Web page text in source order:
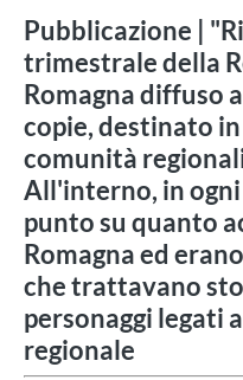
Pubblicazione |
trimestrale della
Romagna diffuso
copie, destinato
comunità
All'interno, in
punto su quanto
Romagna ed
che trattavano
personaggi legati
regionale